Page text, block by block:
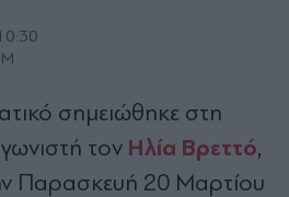
σημειώθηκε στη
τον Ηλία Βρεττό,
Παρασκευή 20 Μαρτίου